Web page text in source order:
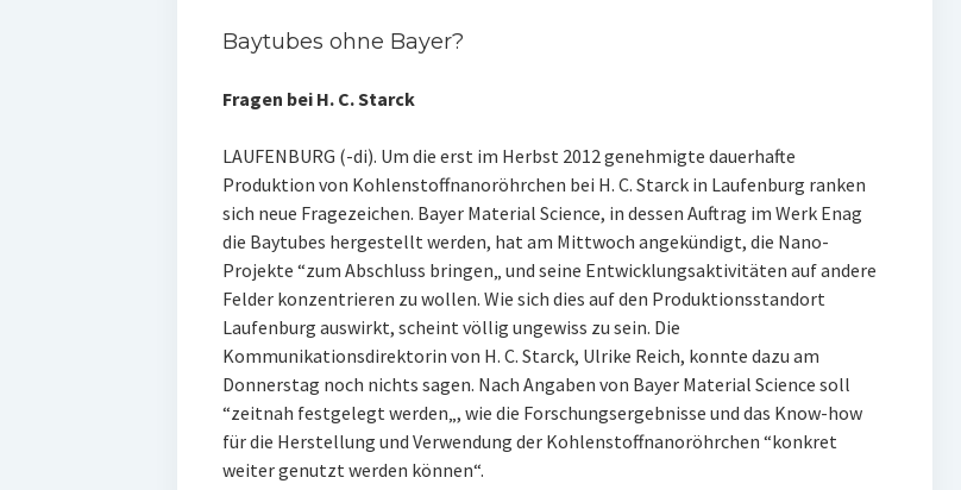
Baytubes ohne Bayer?
Fragen bei H. C. Starck
LAUFENBURG (-di). Um die erst im Herbst 2012 genehmigte dauerhafte
Produktion von Kohlenstoffnanoröhrchen bei H. C. Starck in Laufenburg ranken
sich neue Fragezeichen. Bayer Material Science, in dessen Auftrag im Werk Enag
die Baytubes hergestellt werden, hat am Mittwoch angekündigt, die Nano-
Projekte “zum Abschluss bringen„ und seine Entwicklungsaktivitäten auf andere
Felder konzentrieren zu wollen. Wie sich dies auf den Produktionsstandort
Laufenburg auswirkt, scheint völlig ungewiss zu sein. Die
Kommunikationsdirektorin von H. C. Starck, Ulrike Reich, konnte dazu am
Donnerstag noch nichts sagen. Nach Angaben von Bayer Material Science soll
“zeitnah festgelegt werden„, wie die Forschungsergebnisse und das Know-how
für die Herstellung und Verwendung der Kohlenstoffnanoröhrchen “konkret
weiter genutzt werden können“.